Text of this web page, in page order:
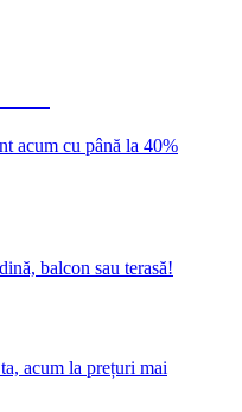
acum cu până la 40%
balcon sau terasă!
acum la prețuri mai